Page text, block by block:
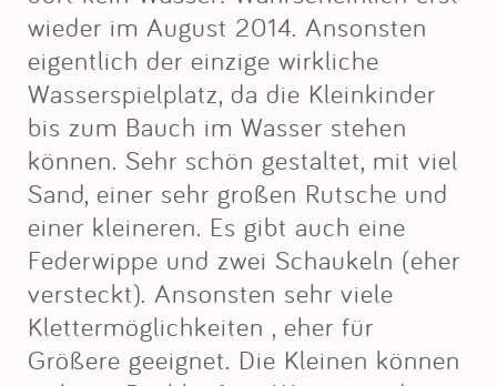
wieder im August 2014. Ansonsten
eigentlich der einzige wirkliche
Wasserspielplatz, da die Kleinkinder
bis zum Bauch im Wasser stehen
können. Sehr schön gestaltet, mit viel
Sand, einer sehr großen Rutsche und
einer kleineren. Es gibt auch eine
Federwippe und zwei Schaukeln (eher
versteckt). Ansonsten sehr viele
Klettermöglichkeiten , eher für
Größere geeignet. Die Kleinen können